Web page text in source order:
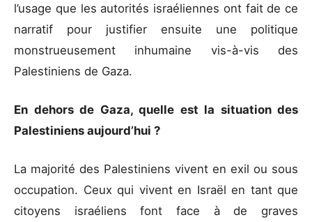
l’usage que les autorités israéliennes ont fait de ce
narratif pour justifier ensuite une politique
monstrueusement inhumaine vis-à-vis des
Palestiniens de Gaza.
En dehors de Gaza, quelle est la situation des
Palestiniens aujourd’hui ?
La majorité des Palestiniens vivent en exil ou sous
occupation. Ceux qui vivent en Israël en tant que
citoyens israéliens font face à de graves